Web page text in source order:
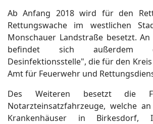
Ab Anfang 2018 wird für den
Rettungswache im westlichen
Monschauer Landstraße besetzt.
befindet sich außerdem
Desinfektionsstelle", die für den
Amt für Feuerwehr und
Des Weiteren besetzt die
Notarzteinsatzfahrzeuge, welche
Krankenhäuser in Birkesdorf,